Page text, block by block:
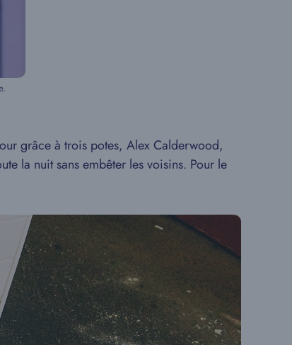
grâce à trois potes, Alex Calderwood,
la nuit sans embêter les voisins. Pour le